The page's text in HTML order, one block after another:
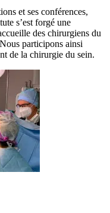
et ses conférences,
s’est forgé une
des chirurgiens du
participons ainsi
de la chirurgie du sein.